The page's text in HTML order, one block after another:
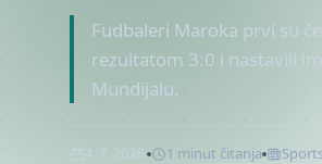
Fudbaleri Maroka prvi su
rezultatom 3:0 i nastavili
Mundijalu.
4. 7. 2026. 1 minut čitanja